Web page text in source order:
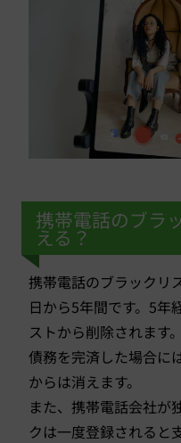
携帯電話のブラ
える？
携帯電話のブラックリ
日から5年間です。5年
ストから削除されます
債務を完済した場合に
からは消えます。
また、携帯電話会社が
クは一度登録されると